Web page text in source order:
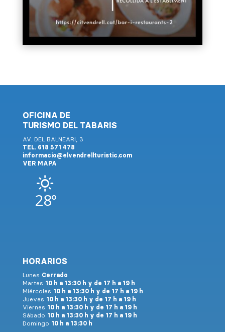
OFICINA DE
TURISMO DEL TABARIS
AV. DEL BALNEARI, 3
TEL. 618 571 478
informacio@elvendrellturistic.com
VER MAPA
28°
HORARIOS
Lunes Cerrado
Martes 10 h a 13:30 h y de 17 h a 19 h
Miércoles 10 h a 13:30 h y de 17 h a 19 h
Jueves 10 h a 13:30 h y de 17 h a 19 h
Viernes 10 h a 13:30 h y de 17 h a 19 h
Sábado 10 h a 13:30 h y de 17 h a 19 h
Domingo 10 h a 13:30 h